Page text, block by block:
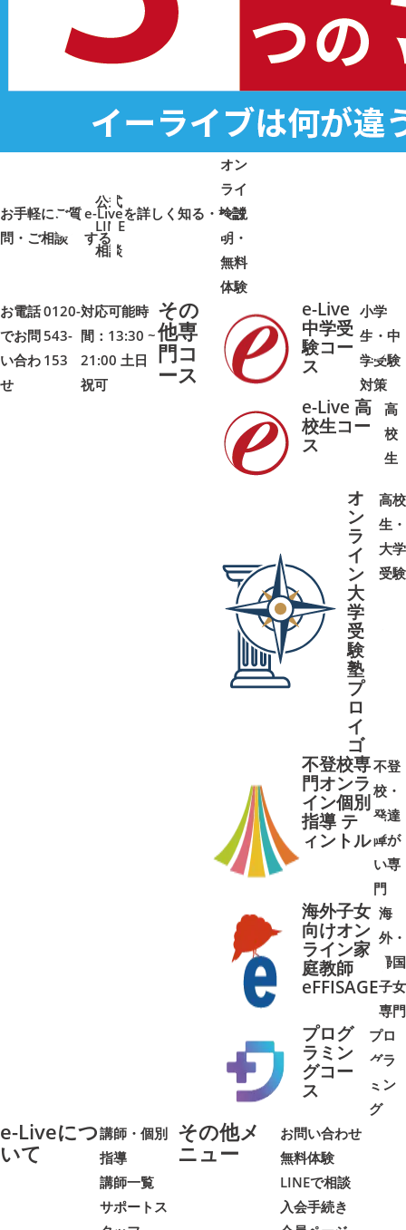
公式
LINE
相談
お手軽にご質
問・ご相談➜ ➜
オン
ライ
ン説
明・
無料
体験
e-Liveを詳しく知る・検討
する
➜➜
お電話
でお問
い合わ
せ
0120-
543-
153
対応可能時
間：13:30 ~
21:00 土日
祝可
その
他専
門コ
ース
e-Live
中学受
験コー
ス
小学
生・中
学受験
対策
➜➜
e-Live 高
校生コー
ス
高
校
生
➜➜
オ
ン
ラ
イ
ン
大
学
受
験
塾
プ
ロ
イ
ゴ
高校
生・
大学
受験
不登校専
門オンラ
イン個別
指導 テ
ィントル
不登
校・
発達
障が
い専
門
➜➜
海外子女
向けオン
ライン家
庭教師
eFFISAGE
海
外・
帰国
子女
専門
➜➜
プログ
ラミン
グコー
ス
プロ
グラ
ミン
グ
➜➜
e-Liveにつ
いて
講師・個別
指導
講師一覧
サポートス
その他メ
ニュー
お問い合わせ
無料体験
LINEで相談
入会手続き